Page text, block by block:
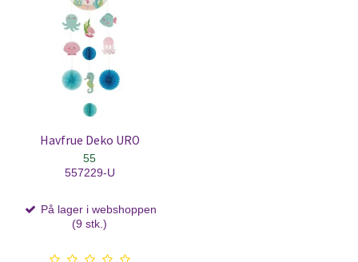
Havfrue Deko URO
55
557229-U
På lager i webshoppen
(9 stk.)